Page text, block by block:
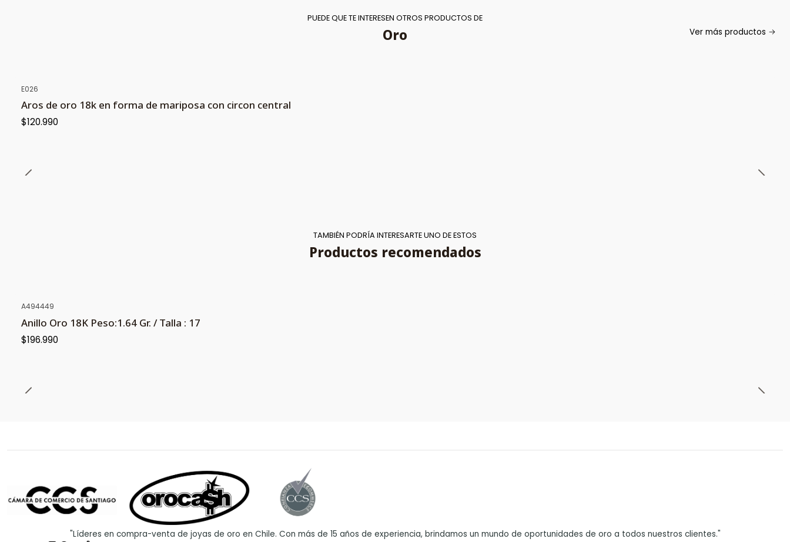
PUEDE QUE TE INTERESEN OTROS PRODUCTOS DE
Oro Ver más productos
E026
Aros de oro 18k en forma de mariposa con circon central
$120.990
TAMBIÉN PODRÍA INTERESARTE UNO DE ESTOS
Productos recomendados
A494449
Anillo Oro 18K Peso:1.64 Gr. / Talla : 17
$196.990
"Líderes en compra-venta de joyas de oro en Chile. Con más de 15 años de experiencia, brindamos un mundo de oportunidades de oro a todos nuestros clientes."